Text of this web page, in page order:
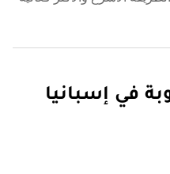
في إسبانيا